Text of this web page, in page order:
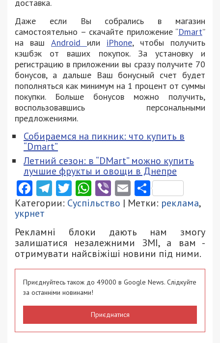
доставка.
Даже если Вы собрались в магазин
самостоятельно – скачайте приложение “Dmart”
на ваш Android или iPhone, чтобы получить
кэшбэк от ваших покупок. За установку и
регистрацию в приложении вы сразу получите 70
бонусов, а дальше Ваш бонусный счет будет
пополняться как минимум на 1 процент от суммы
покупки. Больше бонусов можно получить,
воспользовавшись персональными
предложениями.
Собираемся на пикник: что купить в
“Dmart”
Летний сезон: в “DMart” можно купить
лучшие фрукты и овощи в Днепре
Facebook
Telegram
Twitter
WhatsApp
ViberEmail
Категории: Суспільство | Метки: реклама,
укрнет
Рекламні блоки дають нам змогу
залишатися незалежними ЗМІ, а вам -
отримувати найсвіжіші новини під ними.
Приєднуйтесь також до 49000 в Google News. Слідкуйте
за останніми новинами!
Приєднатися